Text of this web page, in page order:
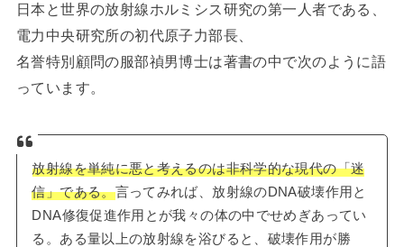
日本と世界の放射線ホルミシス研究の第一人者である、
電力中央研究所の初代原子力部長、
名誉特別顧問の服部禎男博士は著書の中で次のように語
っています。
放射線を単純に悪と考えるのは非科学的な現代の「迷
信」である。言ってみれば、放射線のDNA破壊作用と
DNA修復促進作用とが我々の体の中でせめぎあってい
る。ある量以上の放射線を浴びると、破壊作用が勝